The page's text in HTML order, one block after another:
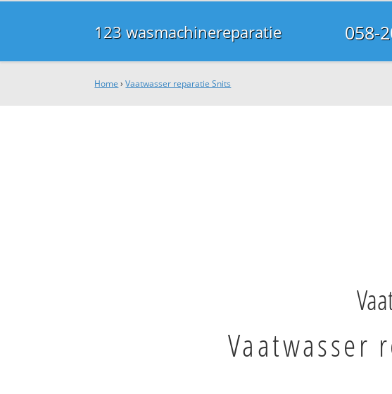
123 wasmachinereparatie 058-
Home ›Vaatwasser reparatie Snits
Vaatwasser